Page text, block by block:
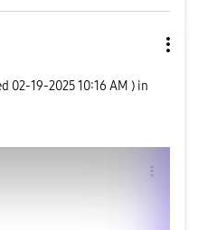
‎02-19-202510:16 AM ) in